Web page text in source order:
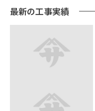
最新の工事実績